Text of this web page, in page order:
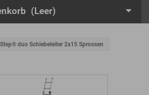
(Leer)
duo Schiebeleiter 2x15 Sprossen